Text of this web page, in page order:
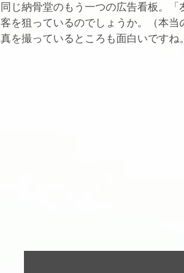
同じ納骨堂のもう一つの広告看板。
客を狙っているのでしょうか。（本
真を撮っているところも面白いですね